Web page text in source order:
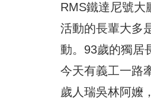
RMS鐵達尼號大
活動的長輩大多
動。93歲的獨居
今天有義工一路
歲人瑞吳林阿嬤